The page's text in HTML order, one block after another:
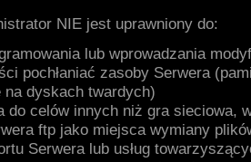
NIE jest uprawniony do:
lub wprowadzania
pochłaniać zasoby Serwera
dyskach twardych)
do celów innych niż gra sieciowa,
ftp jako miejsca wymiany
Serwera lub usług